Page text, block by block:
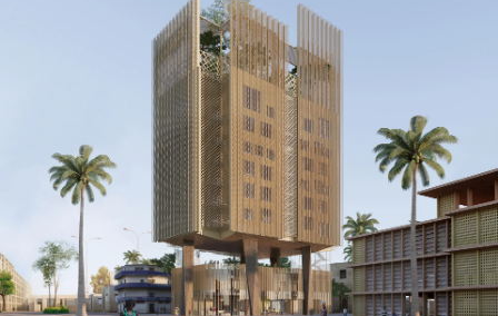
Mikoü
Batiserf
BET LOUIS CHOULET
HQE Tribu
Économie Bureau Michel Forgue